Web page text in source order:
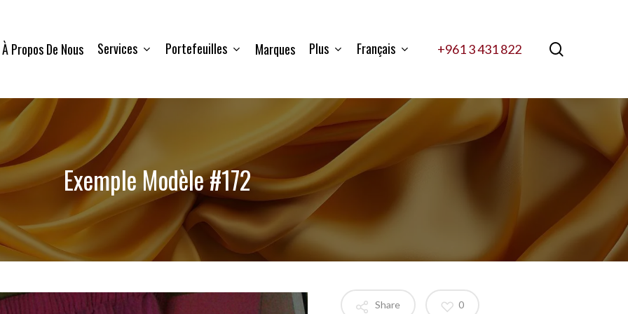
À Propos De Nous Services Portefeuilles Marques Plus Français +961 3 431 822
Exemple Modèle #172
Share 0